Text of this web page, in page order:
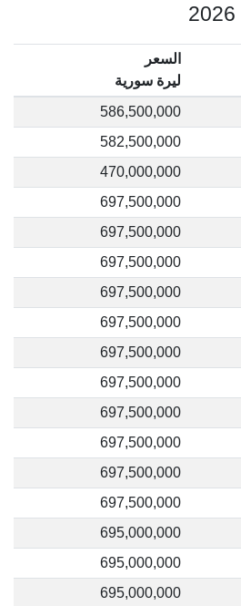
السعر
ليرة سورية
586,500,000
582,500,000
470,000,000
697,500,000
697,500,000
697,500,000
697,500,000
697,500,000
697,500,000
697,500,000
697,500,000
697,500,000
697,500,000
697,500,000
695,000,000
695,000,000
695,000,000